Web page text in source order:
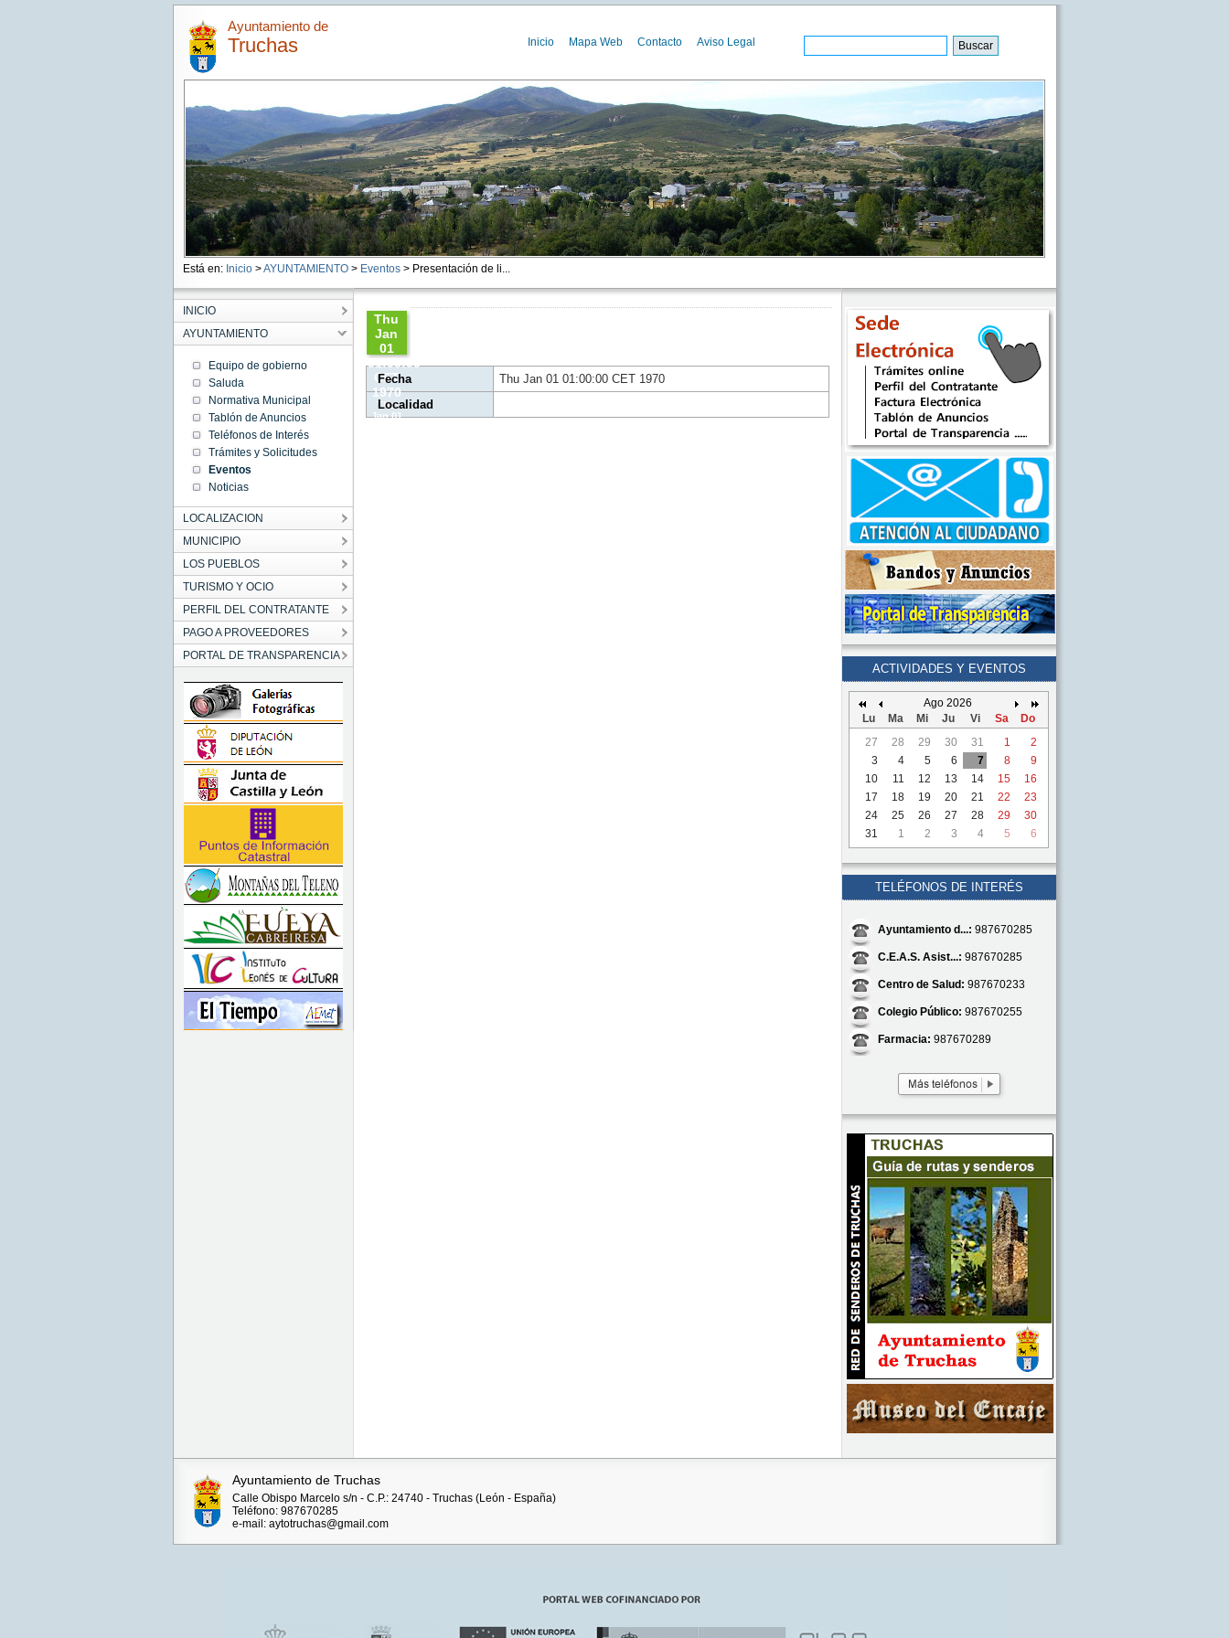
Ayuntamiento de
Truchas Inicio Mapa Web Contacto Aviso Legal
Está en: Inicio >AYUNTAMIENTO> Eventos> Presentación de li...
INICIO
AYUNTAMIENTO
Equipo de gobierno
Saluda
Normativa Municipal
Tablón de Anuncios
Teléfonos de Interés
Trámites y Solicitudes
Eventos
Noticias
LOCALIZACION
MUNICIPIO
LOS PUEBLOS
TURISMO Y OCIO
PERFIL DEL CONTRATANTE
PAGO A PROVEEDORES
PORTAL DE TRANSPARENCIA
Thu
Jan
01
01:00:00
CET
1970
Thu
Jan 01
Fecha
Thu Jan 01 01:00:00 CET 1970
Localidad
ACTIVIDADES Y EVENTOS
Ago 2026
Lu
Ma Mi Ju Vi Sa
Do
27
28 29 30 31 1
2
3
4 5 6 7 8
9
10
11 12 13 14 15
16
17
18 19 20 21 22
23
24
25 26 27 28 29
30
31
1 2 3 4 5 6
TELÉFONOS DE INTERÉS
Ayuntamiento d...: 987670285
C.E.A.S. Asist...: 987670285
Centro de Salud: 987670233
Colegio Público: 987670255
Farmacia: 987670289
Ayuntamiento de Truchas
Calle Obispo Marcelo s/n - C.P.: 24740 - Truchas (León - España)
Teléfono: 987670285
e-mail: aytotruchas@gmail.com